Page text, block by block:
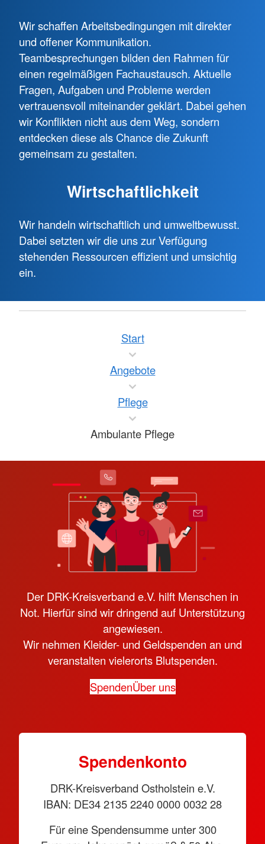
Wir schaffen Arbeitsbedingungen mit direkter
und offener Kommunikation.
Teambesprechungen bilden den Rahmen für
einen regelmäßigen Fachaustausch. Aktuelle
Fragen, Aufgaben und Probleme werden
vertrauensvoll miteinander geklärt. Dabei gehen
wir Konflikten nicht aus dem Weg, sondern
entdecken diese als Chance die Zukunft
gemeinsam zu gestalten.
Wirtschaftlichkeit
Wir handeln wirtschaftlich und umweltbewusst.
Dabei setzten wir die uns zur Verfügung
stehenden Ressourcen effizient und umsichtig
ein.
Start
Angebote
Pflege
Ambulante Pflege
Der DRK-Kreisverband e.V. hilft Menschen in
Not. Hierfür sind wir dringend auf Unterstützung
angewiesen.
Wir nehmen Kleider- und Geldspenden an und
veranstalten vielerorts Blutspenden.
SpendenÜber uns
Spendenkonto
DRK-Kreisverband Ostholstein e.V.
IBAN: DE34 2135 2240 0000 0032 28
Für eine Spendensumme unter 300